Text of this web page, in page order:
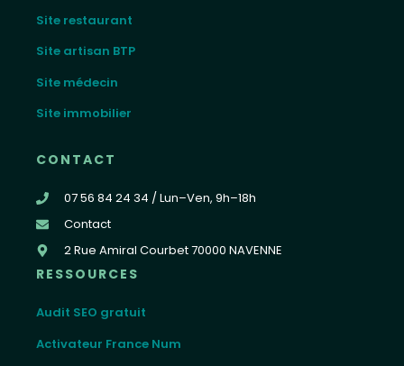
Site restaurant
Site artisan BTP
Site médecin
Site immobilier
CONTACT
07 56 84 24 34 / Lun–Ven, 9h–18h
Contact
2 Rue Amiral Courbet 70000 NAVENNE
RESSOURCES
Audit SEO gratuit
Activateur France Num